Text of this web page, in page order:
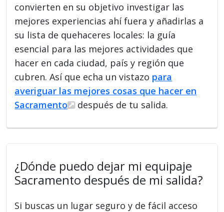
convierten en su objetivo investigar las
mejores experiencias ahí fuera y añadirlas a
su lista de quehaceres locales: la guía
esencial para las mejores actividades que
hacer en cada ciudad, país y región que
cubren. Así que echa un vistazo para
averiguar las mejores cosas que hacer en
Sacramento
después de tu salida.
¿Dónde puedo dejar mi equipaje
Sacramento después de mi salida?
Si buscas un lugar seguro y de fácil acceso